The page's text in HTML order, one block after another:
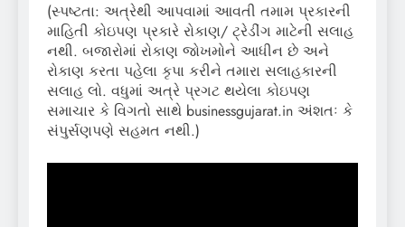
(સ્પષ્ટતા: અત્રેથી આપવામાં આવતી તમામ પ્રકારની
માહિતી કોઇપણ પ્રકારે રોકાણ/ ટ્રેડીંગ માટેની સલાહ
નથી. બજારોમાં રોકાણ જોખમોને આધીન છે અને
રોકાણ કરતા પહેલા કૃપા કરીને તમારા સલાહકારની
સલાહ લો. વધુમાં અત્રે પ્રગટ થયેલા કોઇપણ
સમાચાર કે વિગતો સાથે businessgujarat.in અંશતઃ કે
સંપુર્સણપણે સહમત નથી.)